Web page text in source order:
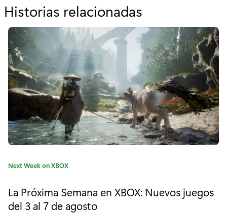
Historias relacionadas
o
r
"
P
a
t
h
E
C
e
g
Next Week on XBOX
La Próxima Semana en XBOX: Nuevos juegos
del 3 al 7 de agosto